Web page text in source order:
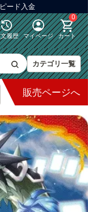
ード入金
履歴 マイページ
0
カート
カテゴリ一覧
販売ページへ